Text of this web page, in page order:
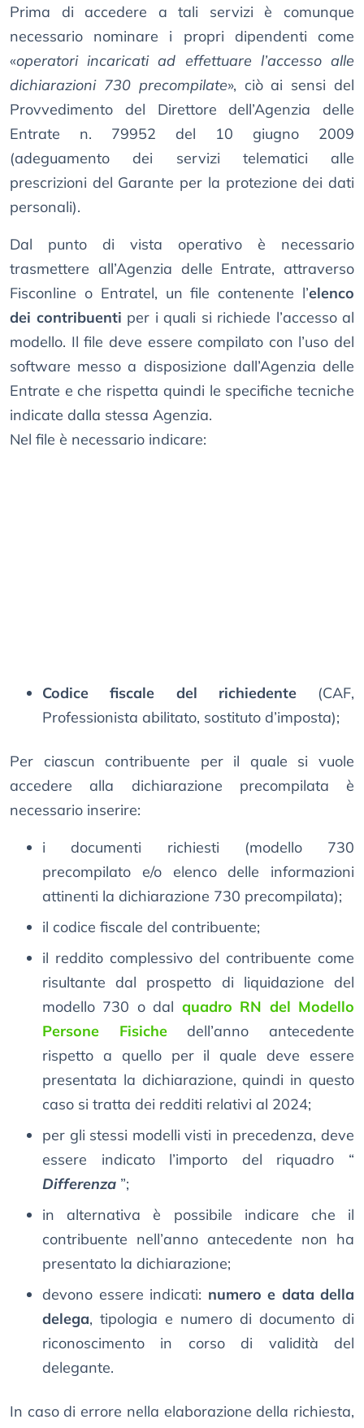
Prima di accedere a tali servizi è comunque
necessario nominare i propri dipendenti come
«operatori incaricati ad effettuare l’accesso alle
dichiarazioni 730 precompilate», ciò ai sensi del
Provvedimento del Direttore dell’Agenzia delle
Entrate n. 79952 del 10 giugno 2009
(adeguamento dei servizi telematici alle
prescrizioni del Garante per la protezione dei dati
personali).
Dal punto di vista operativo è necessario
trasmettere all’Agenzia delle Entrate, attraverso
Fisconline o Entratel, un file contenente l’elenco
dei contribuenti per i quali si richiede l’accesso al
modello. Il file deve essere compilato con l’uso del
software messo a disposizione dall’Agenzia delle
Entrate e che rispetta quindi le specifiche tecniche
indicate dalla stessa Agenzia.
Nel file è necessario indicare:
Codice fiscale del richiedente(CAF,
Professionista abilitato, sostituto d’imposta);
Per ciascun contribuente per il quale si vuole
accedere alla dichiarazione precompilata è
necessario inserire:
i documenti richiesti (modello 730
precompilato e/o elenco delle informazioni
attinenti la dichiarazione 730 precompilata);
il codice fiscale del contribuente;
il reddito complessivo del contribuente come
risultante dal prospetto di liquidazione del
modello 730 o dal quadro RN del Modello
Persone Fisichedell’anno antecedente
rispetto a quello per il quale deve essere
presentata la dichiarazione, quindi in questo
caso si tratta dei redditi relativi al 2024;
per gli stessi modelli visti in precedenza, deve
essere indicato l’importo del riquadro “
Differenza ”;
in alternativa è possibile indicare che il
contribuente nell’anno antecedente non ha
presentato la dichiarazione;
devono essere indicati: numero e data della
delega, tipologia e numero di documento di
riconoscimento in corso di validità del
delegante.
In caso di errore nella elaborazione della richiesta,